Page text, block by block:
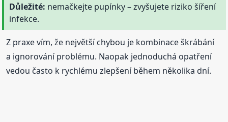
Důležité: nemačkejte pupínky – zvyšujete riziko šíření
infekce.
Z praxe vím, že největší chybou je kombinace škrábání
a ignorování problému. Naopak jednoduchá opatření
vedou často k rychlému zlepšení během několika dní.